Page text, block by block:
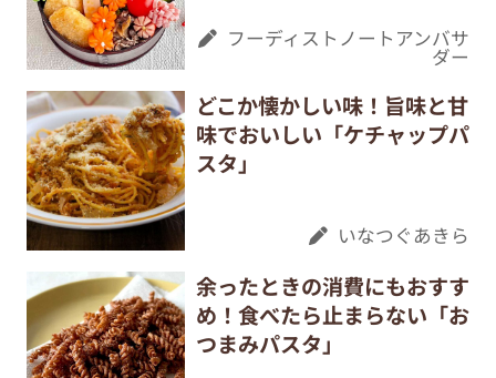
フーディストノートアンバサ
ダー
どこか懐かしい味！旨味と甘
味でおいしい「ケチャップパ
スタ」
いなつぐあきら
余ったときの消費にもおすす
め！食べたら止まらない「お
つまみパスタ」